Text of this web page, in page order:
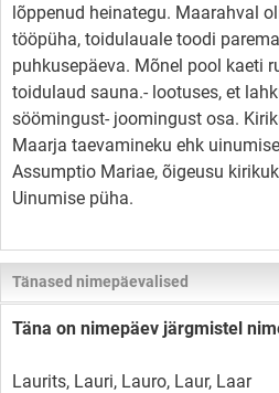
lõppenud heinategu. Maarahval
tööpüha, toidulauale toodi
puhkusepäeva. Mõnel pool kaeti
toidulaud sauna.- lootuses, et
söömingust- joomingust osa.
Maarja taevamineku ehk
Assumptio Mariae, õigeusu
Uinumise püha.
Tänased nimepäevalised
Täna on nimepäev järgmistel
Laurits, Lauri, Lauro, Laur, Laar